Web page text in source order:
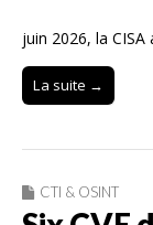
juin 2026, la CISA
La suite →
CTI & OSINT